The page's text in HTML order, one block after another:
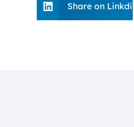
Share on Linkdin